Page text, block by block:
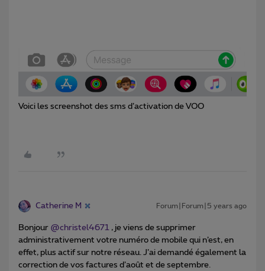
Voici les screenshot des sms d’activation de VOO
Catherine M Forum|Forum|5 years ago
Bonjour @christel4671 , je viens de supprimer
administrativement votre numéro de mobile qui n’est, en
effet, plus actif sur notre réseau. J’ai demandé également la
correction de vos factures d’août et de septembre.